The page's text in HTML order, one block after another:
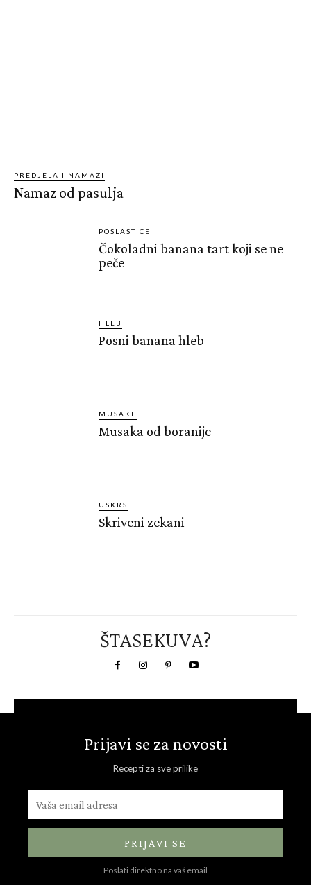
PREDJELA I NAMAZI
Namaz od pasulja
POSLASTICE
Čokoladni banana tart koji se ne
peče
HLEB
Posni banana hleb
MUSAKE
Musaka od boranije
USKRS
Skriveni zekani
ŠTASEKUVA?
Prijavi se za novosti
Recepti za sve prilike
PRIJAVI SE
Poslati direktno na vaš email